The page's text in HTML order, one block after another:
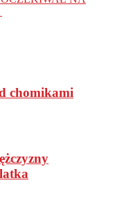
chomikami